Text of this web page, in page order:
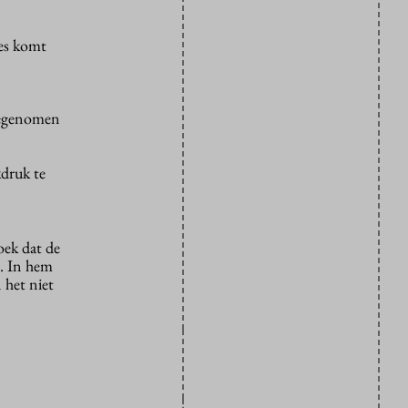
komt
te
dat de
In hem
het niet